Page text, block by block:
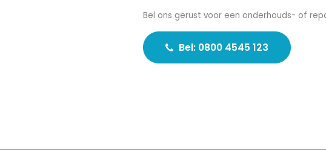
Bel ons gerust voor een onderhouds- of
Bel: 0800 4545 123